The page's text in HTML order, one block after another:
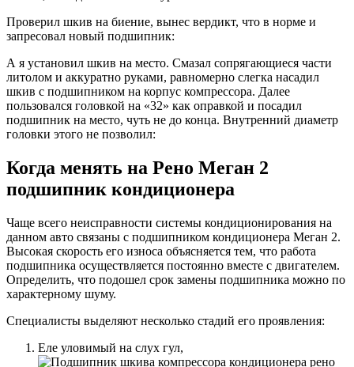
Проверил шкив на биение, вынес вердикт, что в норме и
запресовал новый подшипник:
А я установил шкив на место. Смазал сопрягающиеся части
литолом и аккуратно руками, равномерно слегка насадил
шкив с подшипником на корпус компрессора. Далее
пользовался головкой на «32» как оправкой и посадил
подшипник на место, чуть не до конца. Внутренний диаметр
головки этого не позволил:
Когда менять на Рено Меган 2
подшипник кондиционера
Чаще всего неисправности системы кондиционирования на
данном авто связаны с подшипником кондиционера Меган 2.
Высокая скорость его износа объясняется тем, что работа
подшипника осуществляется постоянно вместе с двигателем.
Определить, что подошел срок замены подшипника можно по
характерному шуму.
Специалисты выделяют несколько стадий его проявления:
Еле уловимый на слух гул,